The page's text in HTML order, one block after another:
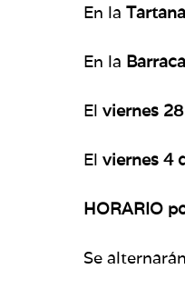
En la Tartana
En la Barraca
El viernes
El viernes 4
HORARIO
Se